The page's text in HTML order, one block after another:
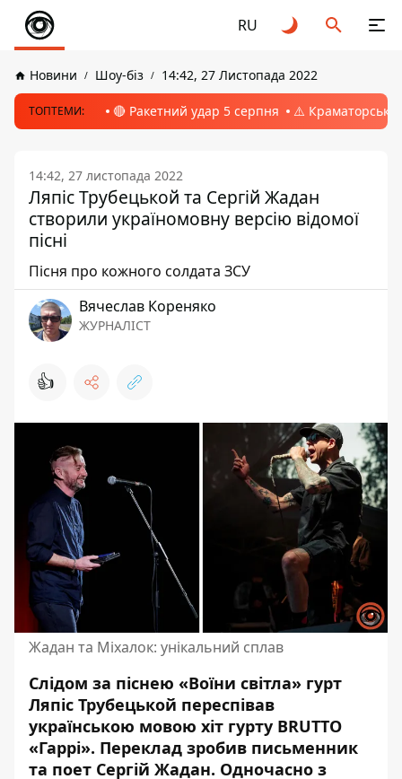
RU
Новини Шоу-біз 14:42, 27 Листопада 2022
ТОПТЕМИ: 🔴 Ракетний удар 5 серпня ⚠️ Краматорськ,
14:42, 27 листопада 2022
Ляпіс Трубецькой та Сергій Жадан
створили україномовну версію відомої
пісні
Пісня про кожного солдата ЗСУ
Вячеслав Кореняко
ЖУРНАЛІСТ
👍
Жадан та Міхалок: унікальний сплав
Слідом за піснею «Воїни світла» гурт
Ляпіс Трубецькой переспівав
українською мовою хіт гурту BRUTTO
«Гаррі». Переклад зробив письменник
та поет Сергій Жадан. Одночасно з